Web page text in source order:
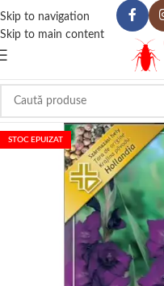
Skip to navigation
Skip to main content
STOC EPUIZAT